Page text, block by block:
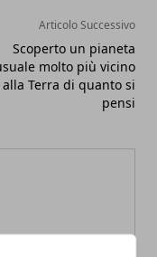
Articolo Successivo
Scoperto un pianeta
molto più vicino
alla Terra di quanto si
pensi